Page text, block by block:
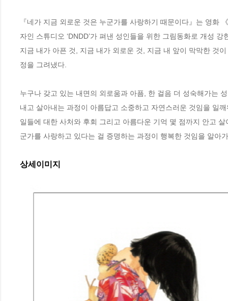
『네가 지금 외로운 것은 누군가를 사랑하기 때문이다』는 영화
자인 스튜디오 ‘DNDD’가 펴낸 성인들을 위한 그림동화로 개성
지금 내가 아픈 것, 지금 내가 외로운 것, 지금 내 앞이 막막한 것
정을 그려냈다.
누구나 갖고 있는 내면의 외로움과 아픔, 한 걸음 더 성숙해가는
내고 살아내는 과정이 아름답고 소중하고 자연스러운 것임을 일
일들에 대한 사처와 후회 그리고 아름다운 기억 몇 점까지 안고
군가를 사랑하고 있다는 걸 증명하는 과정이 행복한 것임을 알아
상세이미지